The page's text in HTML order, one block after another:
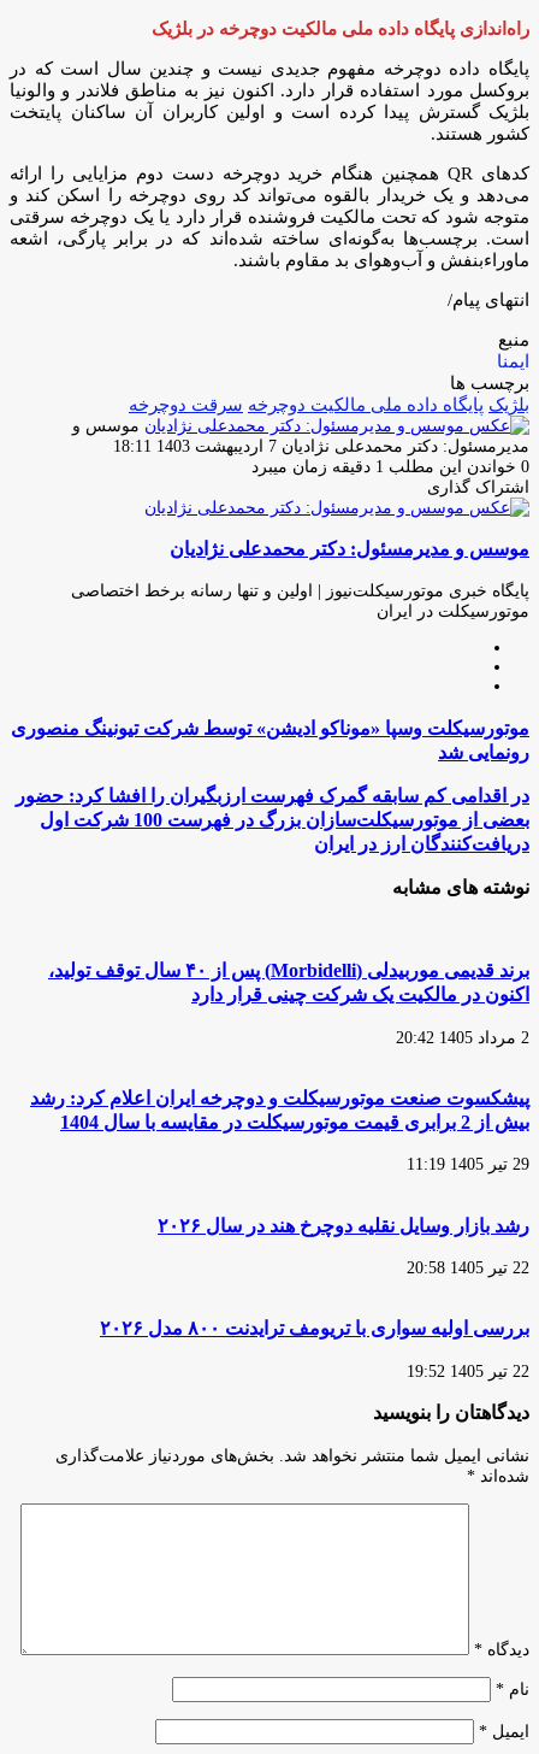
راه‌اندازی پایگاه داده ملی مالکیت دوچرخه در بلژیک
پایگاه داده دوچرخه مفهوم جدیدی نیست و چندین سال است که در
بروکسل مورد استفاده قرار دارد. اکنون نیز به مناطق فلاندر و والونیا
بلژیک گسترش پیدا کرده است و اولین کاربران آن ساکنان پایتخت
کشور هستند.
کدهای QR همچنین هنگام خرید دوچرخه دست دوم مزایایی را ارائه
می‌دهد و یک خریدار بالقوه می‌تواند کد روی دوچرخه را اسکن کند و
متوجه شود که تحت مالکیت فروشنده قرار دارد یا یک دوچرخه سرقتی
است. برچسب‌ها به‌گونه‌ای ساخته شده‌اند که در برابر پارگی، اشعه
ماوراءبنفش و آب‌وهوای بد مقاوم باشند.
انتهای پیام/
منبع
ایمنا
برچسب ها
بلژیک پایگاه داده ملی مالکیت دوچرخه سرقت دوچرخه
موسس و
مدیرمسئول: دکتر محمدعلی نژادیان ارسال
ایمیل
7 اردیبهشت 1403 18:11
0 خواندن این مطلب 1 دقیقه زمان میبرد
اشتراک گذاری
فیس
توئیتر
لینکدین
واتس
تلگرام
اشتراک
از
ایمیل
چاپ
موسس و مدیرمسئول: دکتر محمدعلی نژادیان
پایگاه خبری موتورسیکلت‌نیوز | اولین و تنها رسانه برخط اختصاصی
موتورسیکلت در ایران
موتورسیکلت
وسپا
«موناکو
ادیشن»
توسط
شرکت
تیونینگ
رونمایی
موتورسیکلت وسپا «موناکو ادیشن» توسط شرکت تیونینگ منصوری
رونمایی شد
در
اقدامی
کم
سابقه
فهرست
کرد:
حضور
از
در
فهرست
شرکت
ارز
در
ایران
در اقدامی کم سابقه گمرک فهرست ارزبگیران را افشا کرد: حضور
بعضی از موتورسیکلت‌سازان بزرگ در فهرست 100 شرکت اول
دریافت‌کنندگان ارز در ایران
نوشته های مشابه
برند قدیمی موربیدلی (Morbidelli) پس از ۴۰ سال توقف تولید،
اکنون در مالکیت یک شرکت چینی قرار دارد
2 مرداد 1405 20:42
پیشکسوت صنعت موتورسیکلت و دوچرخه ایران اعلام کرد: رشد
بیش از 2 برابری قیمت موتورسیکلت در مقایسه با سال 1404
29 تیر 1405 11:19
رشد بازار وسایل نقلیه دوچرخ هند در سال ۲۰۲۶
22 تیر 1405 20:58
بررسی اولیه سواری با تریومف ترایدنت ۸۰۰ مدل ۲۰۲۶
22 تیر 1405 19:52
دیدگاهتان را بنویسید
نشانی ایمیل شما منتشر نخواهد شد.
بخش‌های موردنیاز علامت‌گذاری
شده‌اند *
دیدگاه *
نام *
ایمیل *